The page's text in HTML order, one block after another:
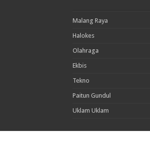
Malang Raya
Halokes
Olahraga
Ekbis
Tekno
Paitun Gundul
Uklam Uklam